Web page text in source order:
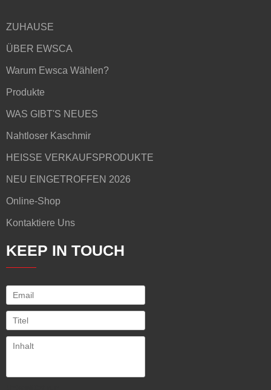
ZUHAUSE
ÜBER EWSCA
Warum Ewsca Wählen?
Produkte
WAS GIBT'S NEUES
Nahtloser Kaschmir
HEISSE VERKAUFSPRODUKTE
NEU EINGETROFFEN 2026
Online-Shop
Kontaktiere Uns
KEEP IN TOUCH